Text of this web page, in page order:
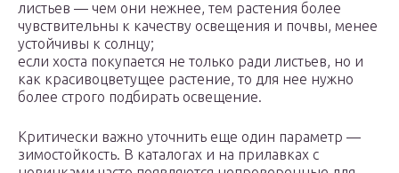
листьев — чем они нежнее, тем растения более
чувствительны к качеству освещения и почвы, менее
устойчивы к солнцу;
если хоста покупается не только ради листьев, но и
как красивоцветущее растение, то для нее нужно
более строго подбирать освещение.
Критически важно уточнить еще один параметр —
зимостойкость. В каталогах и на прилавках с